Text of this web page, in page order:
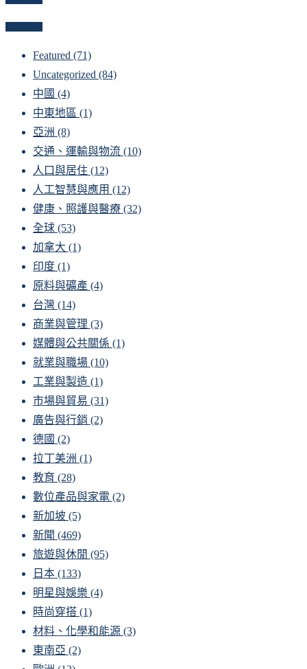
Featured (71)
Uncategorized (84)
中國 (4)
中東地區 (1)
亞洲 (8)
交通、運輸與物流 (10)
人口與居住 (12)
人工智慧與應用 (12)
健康、照護與醫療 (32)
全球 (53)
加拿大 (1)
印度 (1)
原料與礦產 (4)
台灣 (14)
商業與管理 (3)
媒體與公共關係 (1)
就業與職場 (10)
工業與製造 (1)
市場與貿易 (31)
廣告與行銷 (2)
德國 (2)
拉丁美洲 (1)
教育 (28)
數位產品與家電 (2)
新加坡 (5)
新聞 (469)
旅遊與休閒 (95)
日本 (133)
明星與娛樂 (4)
時尚穿搭 (1)
材料、化學和能源 (3)
東南亞 (2)